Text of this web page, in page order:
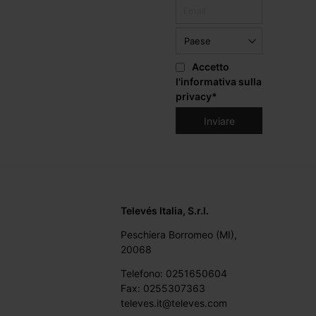
Accetto
l'informativa sulla
privacy*
Televés Italia, S.r.l.
Peschiera Borromeo (MI),
20068
Telefono: 0251650604
Fax: 0255307363
televes.it@televes.com